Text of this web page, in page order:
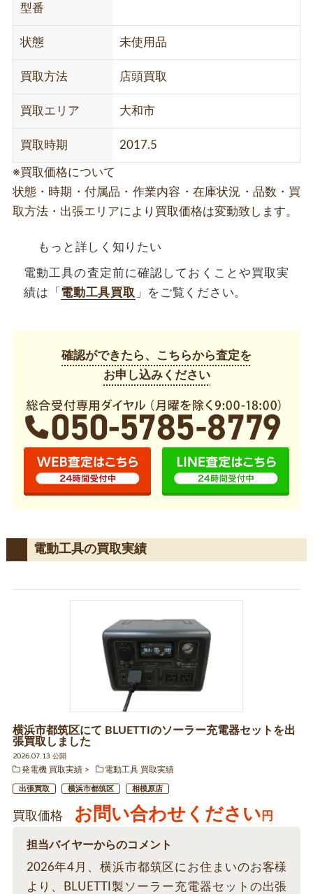
型番
状態 未使用品
買取方法 店頭買取
買取エリア 大和市
買取時期 2017.5
※買取価格について
状態・時期・付属品・作業内容・在庫状況・品数・買
取方法・出張エリアにより買取価格は変動致します。
もっと詳しく知りたい
電動工具の査定前に確認しておくことや買取実
績は「 電動工具買取 」をご覧ください。
確認ができたら、こちらから査定を
お申し込みください
電動工具の買取実績
横浜市都筑区にて BLUETTIのソーラー充電器セットを出
張買取しました
2026.07.13 公開
発電機 買取実績
電動工具 買取実績
出張買取 横浜市都筑区 相模原店
買取価格 お問い合わせください 円
担当バイヤーからのコメント
2026年4月、横浜市都筑区にお住まいのお客様
より、BLUETTI製ソーラー充電器セットの出張